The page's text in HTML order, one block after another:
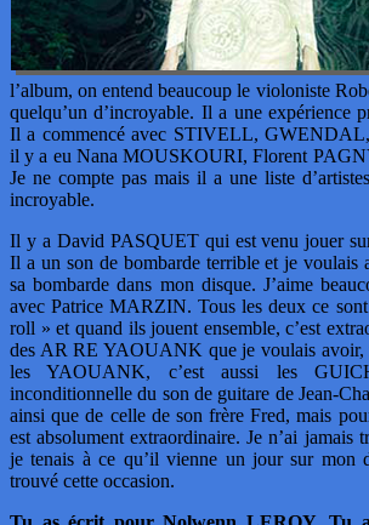
l’album, on entend beaucoup le violoniste
quelqu’un d’incroyable. Il a une expérience
Il a commencé avec STIVELL,
il y a eu Nana MOUSKOURI, Florent
Je ne compte pas mais il a une liste
incroyable.
Il y a David PASQUET qui est venu jouer
Il a un son de bombarde terrible et je voulais
sa bombarde dans mon disque. J’aime
avec Patrice MARZIN. Tous les deux ce
roll » et quand ils jouent ensemble, c’est
des AR RE YAOUANK que je voulais avoir,
les YAOUANK, c’est aussi les
inconditionnelle du son de guitare de Jean-
ainsi que de celle de son frère Fred, mais
est absolument extraordinaire. Je n’ai jamais
je tenais à ce qu’il vienne un jour sur mon
trouvé cette occasion.